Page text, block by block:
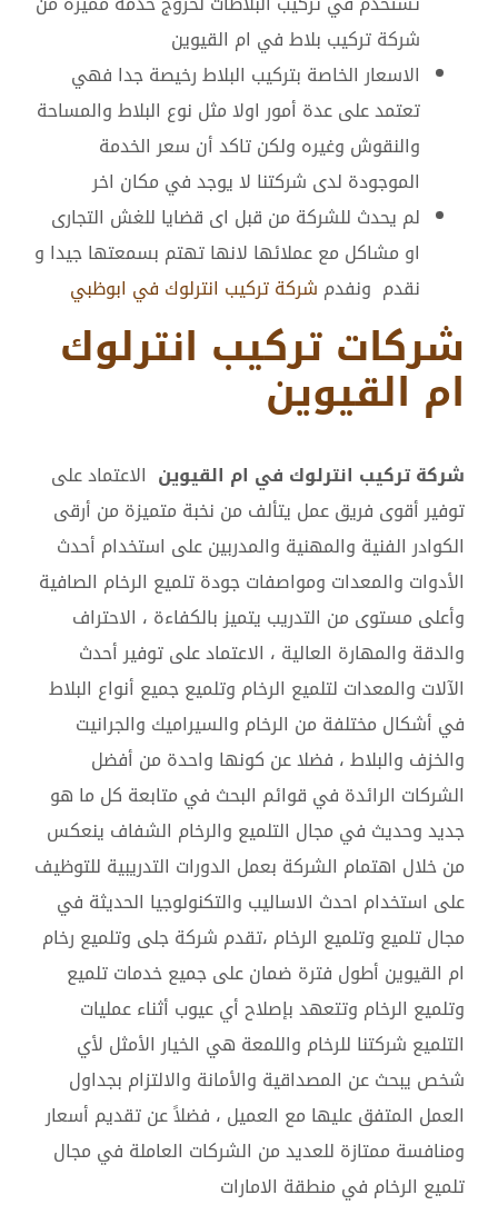
شركة تركيب بلاط في ام القيوين
الاسعار الخاصة بتركيب البلاط رخيصة جدا فهي
تعتمد على عدة أمور اولا مثل نوع البلاط والمساحة
والنقوش وغيره ولكن تاكد أن سعر الخدمة
الموجودة لدى شركتنا لا يوجد في مكان اخر
لم يحدث للشركة من قبل اى قضايا للغش التجارى
او مشاكل مع عملائها لانها تهتم بسمعتها جيدا و
نقدم ونفدم شركة تركيب انترلوك في ابوظبي
شركات تركيب انترلوك
ام القيوين
شركة تركيب انترلوك في ام القيوين الاعتماد على
توفير أقوى فريق عمل يتألف من نخبة متميزة من أرقى
الكوادر الفنية والمهنية والمدربين على استخدام أحدث
الأدوات والمعدات ومواصفات جودة تلميع الرخام الصافية
وأعلى مستوى من التدريب يتميز بالكفاءة ، الاحتراف
والدقة والمهارة العالية ، الاعتماد على توفير أحدث
الآلات والمعدات لتلميع الرخام وتلميع جميع أنواع البلاط
في أشكال مختلفة من الرخام والسيراميك والجرانيت
والخزف والبلاط ، فضلا عن كونها واحدة من أفضل
الشركات الرائدة في قوائم البحث في متابعة كل ما هو
جديد وحديث في مجال التلميع والرخام الشفاف ينعكس
من خلال اهتمام الشركة بعمل الدورات التدريبية للتوظيف
على استخدام احدث الاساليب والتكنولوجيا الحديثة في
مجال تلميع وتلميع الرخام ،تقدم شركة جلى وتلميع رخام
ام القيوين أطول فترة ضمان على جميع خدمات تلميع
وتلميع الرخام وتتعهد بإصلاح أي عيوب أثناء عمليات
التلميع شركتنا للرخام واللمعة هي الخيار الأمثل لأي
شخص يبحث عن المصداقية والأمانة والالتزام بجداول
العمل المتفق عليها مع العميل ، فضلاً عن تقديم أسعار
ومنافسة ممتازة للعديد من الشركات العاملة في مجال
تلميع الرخام في منطقة الامارات